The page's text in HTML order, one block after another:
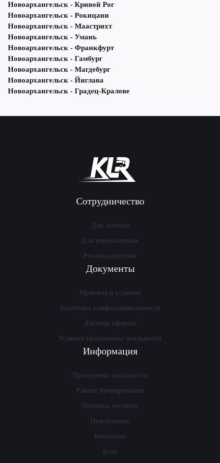
Новоархангельск - Кривой Рог
Новоархангельск - Рокицани
Новоархангельск - Маастрихт
Новоархангельск - Умань
Новоархангельск - Франкфурт
Новоархангельск - Гамбург
Новоархангельск - Магдебург
Новоархангельск - Йиглава
Новоархангельск - Градец-Кралове
Сотрудничество
Для агентов
Для перевозчиков
Рекламодателям
Документы
Правила и условия
Политика конфиденциальности
Договор оферты
Условия программы лояльности
Информация
Программа лояльности
Раннее бронирование
Покупка частями
Приложение
Контакты
Блог